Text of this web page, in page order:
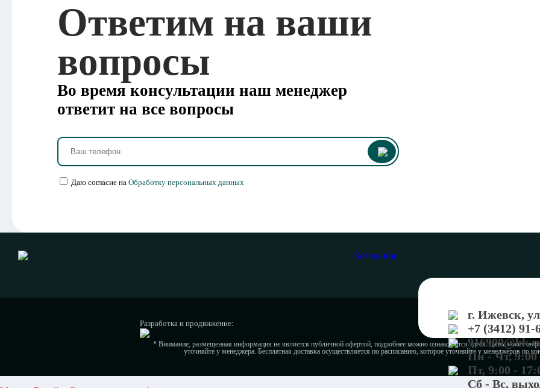
Ответим на ваши
вопросы
Во время консультации наш менеджер
ответит на все вопросы
Даю согласие на Обработку персональных данных
г. Ижевск,
+7 (3412) 91-
Пн - Чт, 9:00
Пт, 9:00 -
Сб - Вс,
Компания
Разработка и продвижение:
* Внимание, размещенная информация не является публичной офертой, подробнее можно ознакомится здесь. Цены носят
уточняйте у менеджера. Бесплатная доставка осуществляется по расписанию, которое уточняйте у менеджеров по